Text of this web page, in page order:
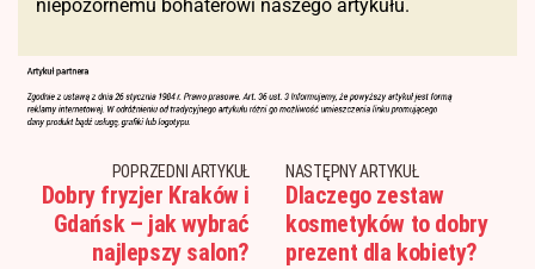
niepozornemu bohaterowi naszego artykułu.
POPRZEDNI ARTYKUŁ
Dobry fryzjer Kraków i
Gdańsk – jak wybrać
najlepszy salon?
NASTĘPNY ARTYKUŁ
Dlaczego zestaw
kosmetyków to dobry
prezent dla kobiety?